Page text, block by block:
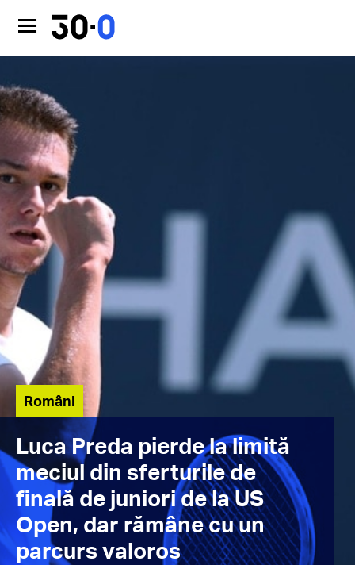
Români
Luca Preda pierde la limită
meciul din sferturile de
finală de juniori de la US
Open, dar rămâne cu un
parcurs valoros